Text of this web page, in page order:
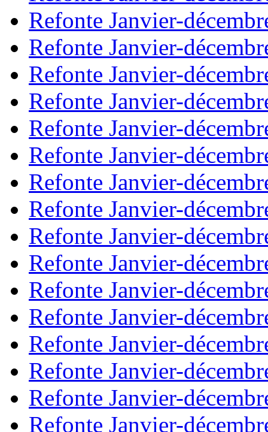
Refonte Janvier-
Refonte Janvier-
Refonte Janvier-
Refonte Janvier-
Refonte Janvier-
Refonte Janvier-
Refonte Janvier-
Refonte Janvier-
Refonte Janvier-
Refonte Janvier-
Refonte Janvier-
Refonte Janvier-
Refonte Janvier-
Refonte Janvier-
Refonte Janvier-
Refonte Janvier-